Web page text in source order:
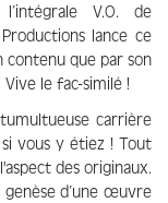
V.O. de
lance ce
que par son
le fac-similé !
carrière
vous y étiez ! Tout
des originaux.
d’une œuvre